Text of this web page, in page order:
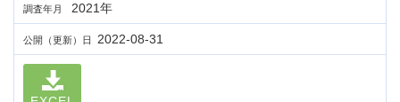
調査年月 2021年
公開（更新）日 2022-08-31